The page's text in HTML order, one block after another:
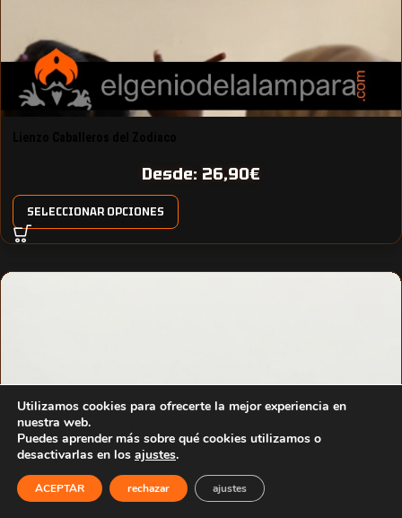
Desde: 26,90€
SELECCIONAR OPCIONES
Utilizamos cookies para ofrecerte la mejor experiencia en
nuestra web.
Puedes aprender más sobre qué cookies utilizamos o
desactivarlas en los ajustes.
ACEPTAR rechazar ajustes